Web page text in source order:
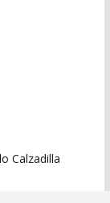
Calzadilla